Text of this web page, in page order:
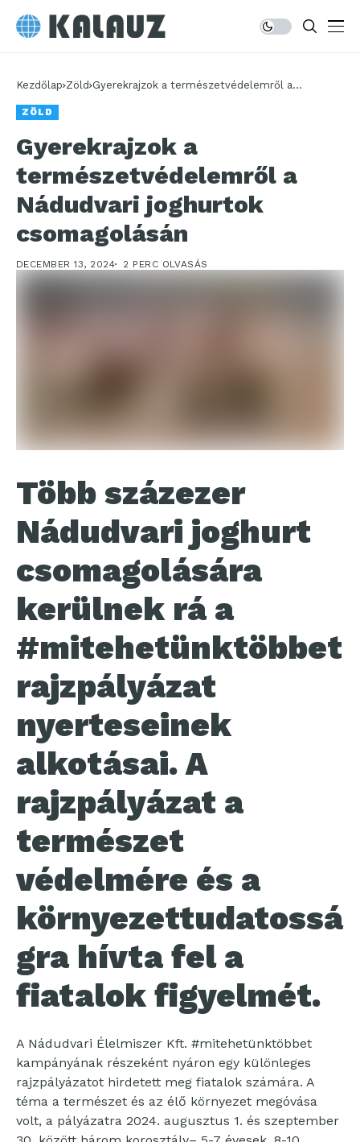
Kezdőlap Zöld Gyerekrajzok a természetvédelemről a
ZÖLD
Gyerekrajzok a
természetvédelemről a
Nádudvari joghurtok
csomagolásán
DECEMBER 13, 2024 2 PERC OLVASÁS
Több százezer
Nádudvari joghurt
csomagolására
kerülnek rá a
#mitehetünktöbbet
rajzpályázat
nyerteseinek
alkotásai. A
rajzpályázat a
természet
védelmére és a
környezettudatossá
gra hívta fel a
fiatalok figyelmét.
A Nádudvari Élelmiszer Kft. #mitehetünktöbbet
kampányának részeként nyáron egy különleges
rajzpályázatot hirdetett meg fiatalok számára. A
téma a természet és az élő környezet megóvása
volt, a pályázatra 2024. augusztus 1. és szeptember